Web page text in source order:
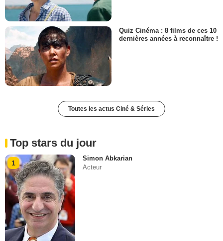
Quiz Cinéma : 8 films de ces 10
dernières années à reconnaître !
Toutes les actus Ciné & Séries
Top stars du jour
1
Simon Abkarian
Acteur